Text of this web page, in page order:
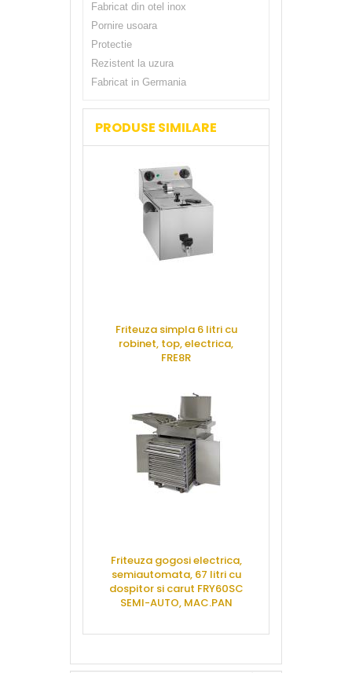
Fabricat din otel inox
Pornire usoara
Protectie
Rezistent la uzura
Fabricat in Germania
PRODUSE SIMILARE
Friteuza simpla 6 litri cu
robinet, top, electrica,
FRE8R
Friteuza gogosi electrica,
semiautomata, 67 litri cu
dospitor si carut FRY60SC
SEMI-AUTO, MAC.PAN